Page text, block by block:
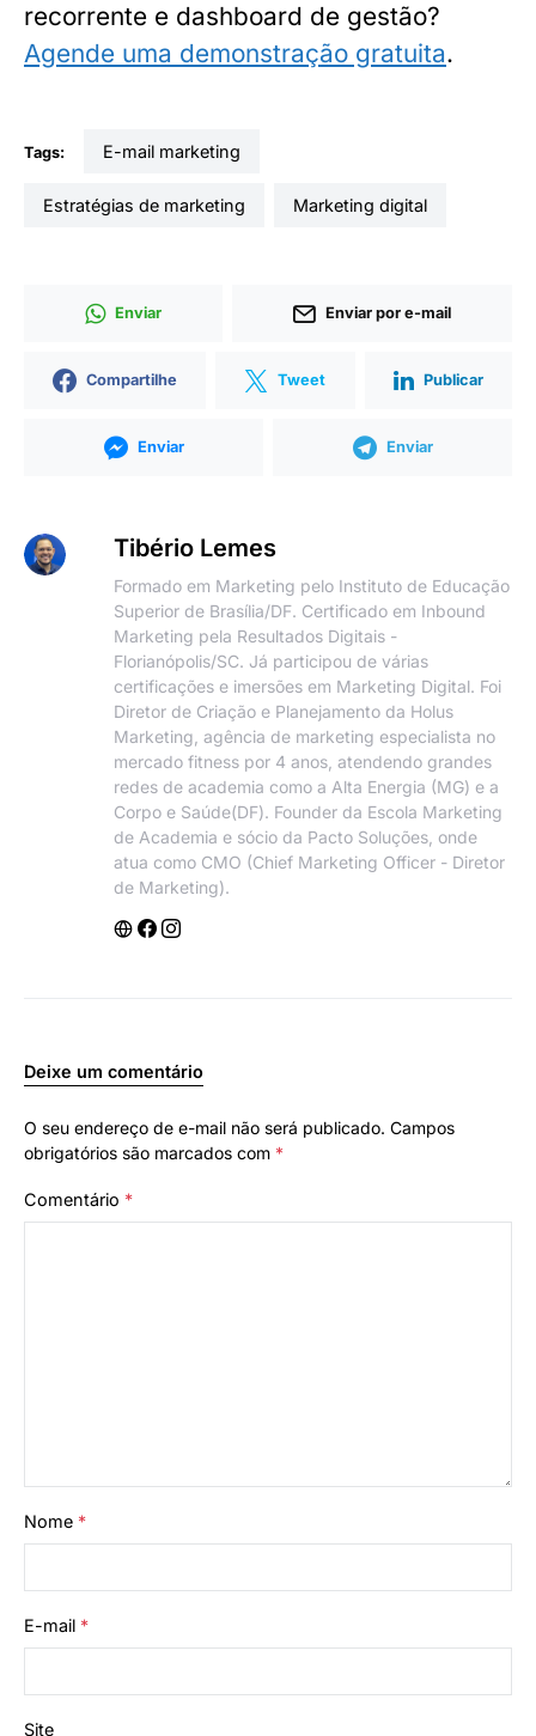
recorrente e dashboard de gestão?
Agende uma demonstração gratuita.
Tags: e-mail marketing
estratégias de marketing marketing digital
Enviar Enviar por e-mail
Compartilhe Tweet Publicar
Enviar Enviar
Tibério Lemes
Formado em Marketing pelo Instituto de Educação
Superior de Brasília/DF. Certificado em Inbound
Marketing pela Resultados Digitais -
Florianópolis/SC. Já participou de várias
certificações e imersões em Marketing Digital. Foi
Diretor de Criação e Planejamento da Holus
Marketing, agência de marketing especialista no
mercado fitness por 4 anos, atendendo grandes
redes de academia como a Alta Energia (MG) e a
Corpo e Saúde(DF). Founder da Escola Marketing
de Academia e sócio da Pacto Soluções, onde
atua como CMO (Chief Marketing Officer - Diretor
de Marketing).
Deixe um comentário
O seu endereço de e-mail não será publicado. Campos
obrigatórios são marcados com *
Comentário *
Nome *
E-mail *
Site